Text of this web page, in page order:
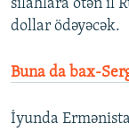
silahlara ötən il
dollar ödəyəcək.
Buna da bax-
İyunda